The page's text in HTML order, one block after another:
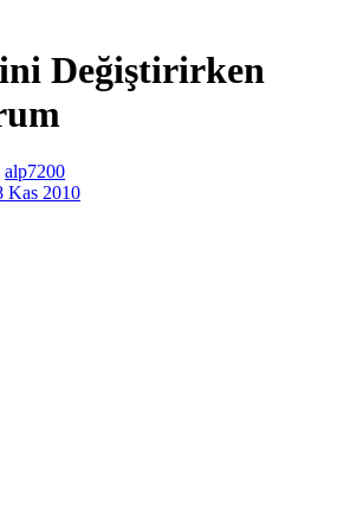
Değiştirirken
alp7200
Kas 2010